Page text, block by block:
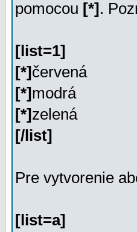
pomocou [*] .
[list=1]
[*] červená
[*] modrá
[*] zelená
[/list]
Pre vytvorenie
[list=a]